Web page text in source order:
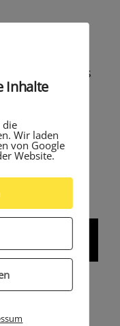
Brief über das
der
Inhalte
die
Wir laden
von Google
Website.